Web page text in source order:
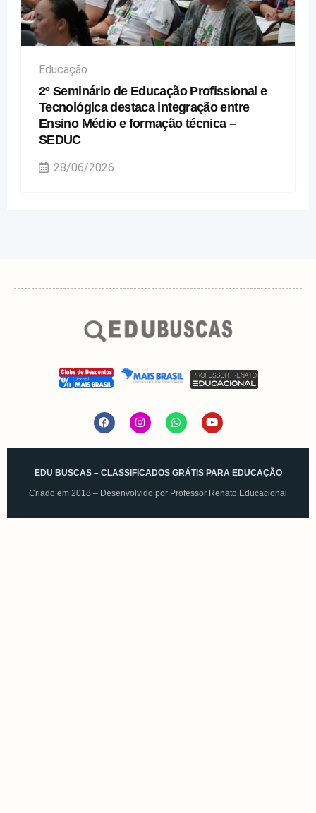
Educação
2º Seminário de Educação Profissional e
Tecnológica destaca integração entre
Ensino Médio e formação técnica –
SEDUC
28/06/2026
EDU BUSCAS – CLASSIFICADOS GRÁTIS PARA EDUCAÇÃO
Criado em 2018 – Desenvolvido por Professor Renato Educacional